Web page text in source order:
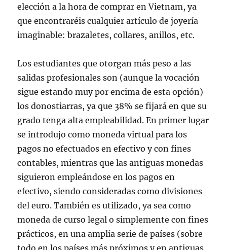
elección a la hora de comprar en Vietnam, ya
que encontraréis cualquier artículo de joyería
imaginable: brazaletes, collares, anillos, etc.
Los estudiantes que otorgan más peso a las
salidas profesionales son (aunque la vocación
sigue estando muy por encima de esta opción)
los donostiarras, ya que 38% se fijará en que su
grado tenga alta empleabilidad. En primer lugar
se introdujo como moneda virtual para los
pagos no efectuados en efectivo y con fines
contables, mientras que las antiguas monedas
siguieron empleándose en los pagos en
efectivo, siendo consideradas como divisiones
del euro. También es utilizado, ya sea como
moneda de curso legal o simplemente con fines
prácticos, en una amplia serie de países (sobre
todo en los países más próximos y en antiguas